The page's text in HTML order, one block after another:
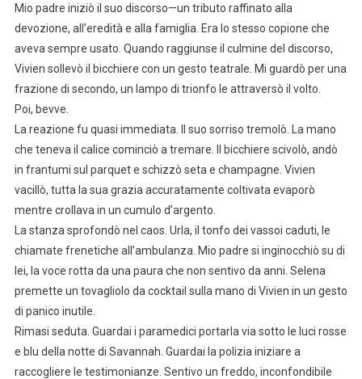
Mio padre iniziò il suo discorso—un tributo raffinato alla
devozione, all’eredità e alla famiglia. Era lo stesso copione che
aveva sempre usato. Quando raggiunse il culmine del discorso,
Vivien sollevò il bicchiere con un gesto teatrale. Mi guardò per una
frazione di secondo, un lampo di trionfo le attraversò il volto.
Poi, bevve.
La reazione fu quasi immediata. Il suo sorriso tremolò. La mano
che teneva il calice cominciò a tremare. Il bicchiere scivolò, andò
in frantumi sul parquet e schizzò seta e champagne. Vivien
vacillò, tutta la sua grazia accuratamente coltivata evaporò
mentre crollava in un cumulo d’argento.
La stanza sprofondò nel caos. Urla, il tonfo dei vassoi caduti, le
chiamate frenetiche all’ambulanza. Mio padre si inginocchiò su di
lei, la voce rotta da una paura che non sentivo da anni. Selena
premette un tovagliolo da cocktail sulla mano di Vivien in un gesto
di panico inutile.
Rimasi seduta. Guardai i paramedici portarla via sotto le luci rosse
e blu della notte di Savannah. Guardai la polizia iniziare a
raccogliere le testimonianze. Sentivo un freddo, inconfondibile